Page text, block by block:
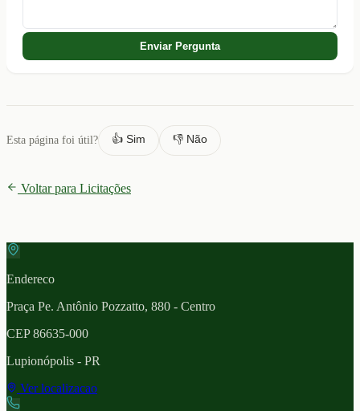
Enviar Pergunta
Esta página foi útil? 👍 Sim 👎 Não
Voltar para Licitações
Endereco
Praça Pe. Antônio Pozzatto, 880 - Centro
CEP86635-000
Lupionópolis - PR
Ver localizacao